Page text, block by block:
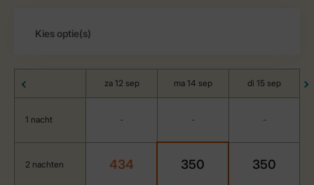
za 12 sep ma 14 sep di 15 sep
1 nacht - - -
2 nachten 434 350 350